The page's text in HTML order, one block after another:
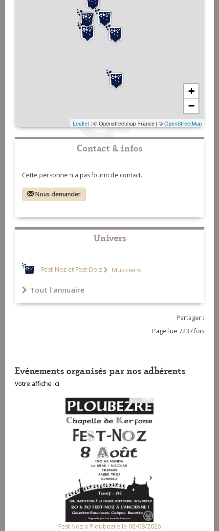
+
−
Leaflet | © Openstreetmap France | ©OpenStreetMap
Contact & infos
Cette personne n'a pas fourni de contact.
Nous demander
Univers
Fest-Noz et Fest-Deiz Musiciens
Tout l'annuaire
Partager :
Page lue 7237 fois
Evénements organisés par nos adhérents
Votre affiche ici
Fest Noz a Ploubezre le 08/08/2026